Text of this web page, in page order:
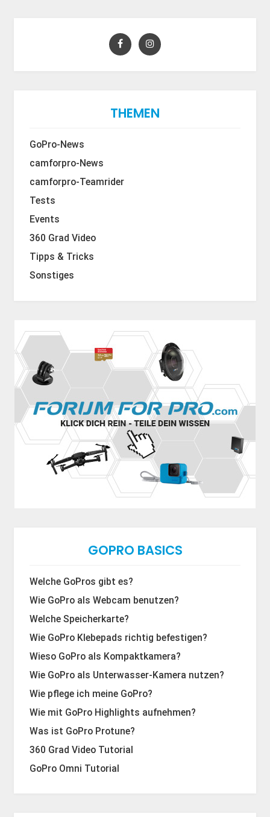
THEMEN
GoPro-News
camforpro-News
camforpro-Teamrider
Tests
Events
360 Grad Video
Tipps & Tricks
Sonstiges
GOPRO BASICS
Welche GoPros gibt es?
Wie GoPro als Webcam benutzen?
Welche Speicherkarte?
Wie GoPro Klebepads richtig befestigen?
Wieso GoPro als Kompaktkamera?
Wie GoPro als Unterwasser-Kamera nutzen?
Wie pflege ich meine GoPro?
Wie mit GoPro Highlights aufnehmen?
Was ist GoPro Protune?
360 Grad Video Tutorial
GoPro Omni Tutorial